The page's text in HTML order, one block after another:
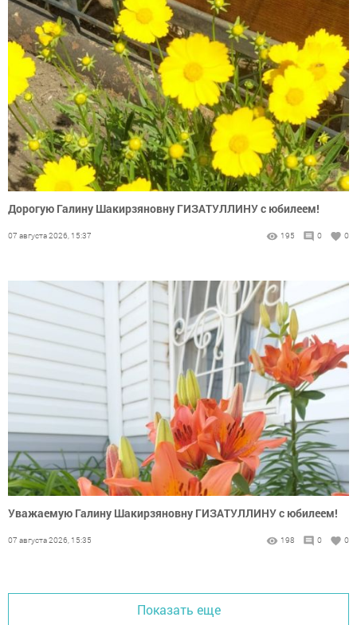
Дорогую Галину Шакирзяновну ГИЗАТУЛЛИНУ с юбилеем!
07 августа 2026, 15:37 195 0 0
Уважаемую Галину Шакирзяновну ГИЗАТУЛЛИНУ с юбилеем!
07 августа 2026, 15:35 198 0 0
Показать еще